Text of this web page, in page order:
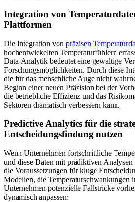
Integration von
Plattformen
Die Integration von präzisen
hochentwickelten Temperaturfühlern
Data-Analytik bedeutet eine gewaltige
Forschungsmöglichkeiten. Durch diese
die für das menschliche Auge nicht
Beginn einer neuen Präzision bei der
die betriebliche Effizienz und das
Sektoren dramatisch verbessern kann.
Predictive Analytics für die
Entscheidungsfindung nutzen
Wenn Unternehmen fortschrittliche
und diese Daten mit prädiktiven
die Voraussetzungen für kluge
Modellen, die Temperaturschwankungen
Unternehmen potenzielle Fallstricke
dynamisch anpassen: